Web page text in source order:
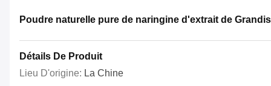
Poudre naturelle pure de naringine d'extrait de
Détails De Produit
Lieu D'origine: La Chine